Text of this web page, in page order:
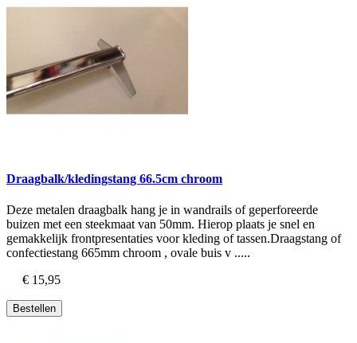
Draagbalk/kledingstang 66.5cm chroom
Deze metalen draagbalk hang je in wandrails of geperforeerde
buizen met een steekmaat van 50mm. Hierop plaats je snel en
gemakkelijk frontpresentaties voor kleding of tassen.Draagstang of
confectiestang 665mm chroom , ovale buis v .....
€ 15,95
Bestellen